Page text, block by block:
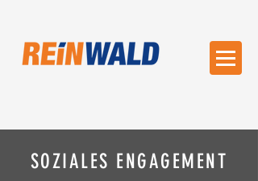
SOZIALES ENGAGEMENT